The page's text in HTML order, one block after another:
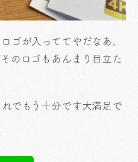
ゴが入っててやだなあ、
のロゴもあんまり目立た
でもう十分です大満足で